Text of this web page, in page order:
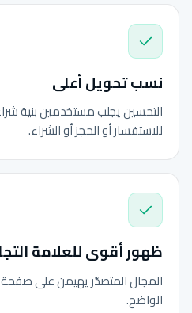
نسب تحويل أعلى
التحسين يجلب مستخدمين بنية شراء
للاستفسار أو الحجز أو الشراء.
ظهور أقوى للعلامة
المجال المتصدّر يهيمن على صفحة
الواضح.